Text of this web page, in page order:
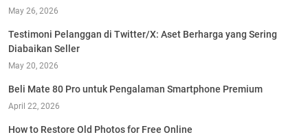
May 26, 2026
Testimoni Pelanggan di Twitter/X: Aset Berharga yang Sering
Diabaikan Seller
May 20, 2026
Beli Mate 80 Pro untuk Pengalaman Smartphone Premium
April 22, 2026
How to Restore Old Photos for Free Online